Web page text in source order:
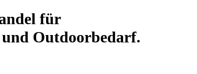
für
und Outdoorbedarf.